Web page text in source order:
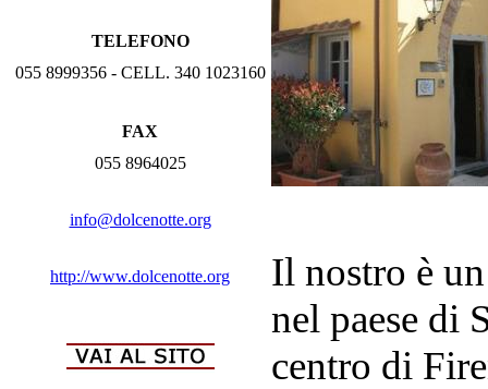
TELEFONO
055 8999356 - CELL. 340 1023160
FAX
055 8964025
info@dolcenotte.org
http://www.dolcenotte.org
Il nostro è
nel paese di
centro di